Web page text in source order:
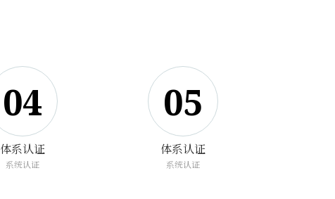
04
体系认证
系统认证
05
体系认证
系统认证